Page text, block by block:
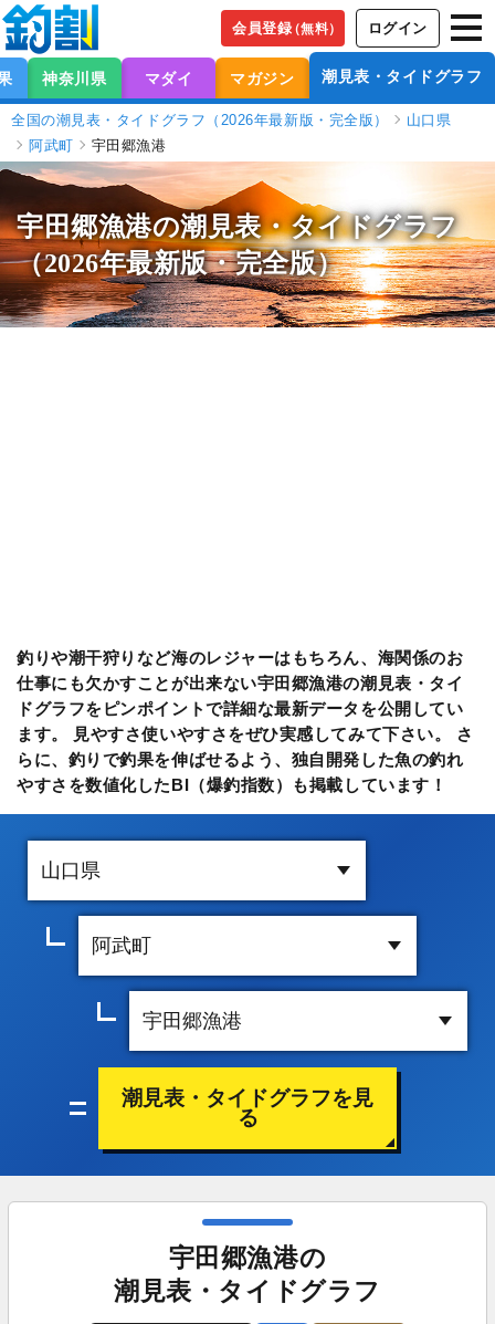
会員登録（無料） ログイン
神奈川県 マダイ マガジン 潮見表・タイドグラフ
全国の潮見表・タイドグラフ（2026年最新版・完全版）
山口県
阿武町
宇田郷漁港
宇田郷漁港の潮見表・タイドグラフ
（2026年最新版・完全版）
釣りや潮干狩りなど海のレジャーはもちろん、海関係のお
仕事にも欠かすことが出来ない宇田郷漁港の潮見表・タイ
ドグラフをピンポイントで詳細な最新データを公開してい
ます。 見やすさ使いやすさをぜひ実感してみて下さい。 さ
らに、釣りで釣果を伸ばせるよう、独自開発した魚の釣れ
やすさを数値化したBI（爆釣指数）も掲載しています！
潮見表・タイドグラフを見
る
宇田郷漁港の
潮見表・タイドグラフ